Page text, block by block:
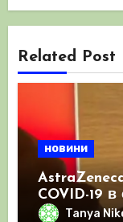
Related Post
новини
COVID-19
призна, че
Tanya